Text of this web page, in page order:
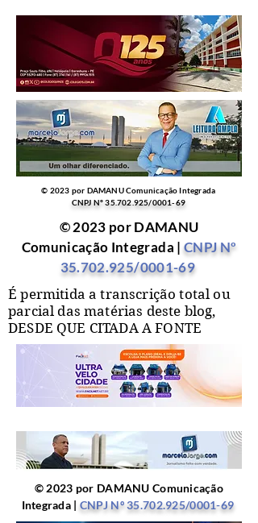
© 2023 por DAMANU Comunicação Integrada
CNPJ Nº35.702.925/0001-69
© 2023 por DAMANU
Comunicação Integrada | CNPJ Nº
35.702.925/0001-69
É permitida a transcrição total ou
parcial das matérias deste blog,
DESDE QUE CITADA A FONTE
© 2023 por DAMANU Comunicação
Integrada | CNPJ Nº35.702.925/0001-69